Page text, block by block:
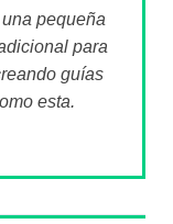
pequeña
para
guías
esta.